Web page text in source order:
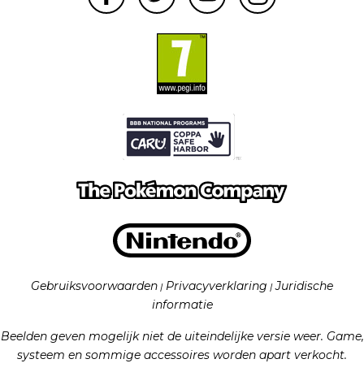
Gebruiksvoorwaarden | Privacyverklaring | Juridische
informatie
Beelden geven mogelijk niet de uiteindelijke versie weer. Game,
systeem en sommige accessoires worden apart verkocht.